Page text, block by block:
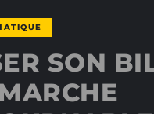
SON